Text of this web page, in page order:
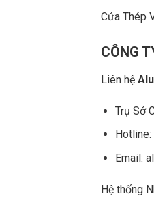
Cửa Thép
CÔNG
Liên hệ
Trụ Sở
Email:
Hệ thống